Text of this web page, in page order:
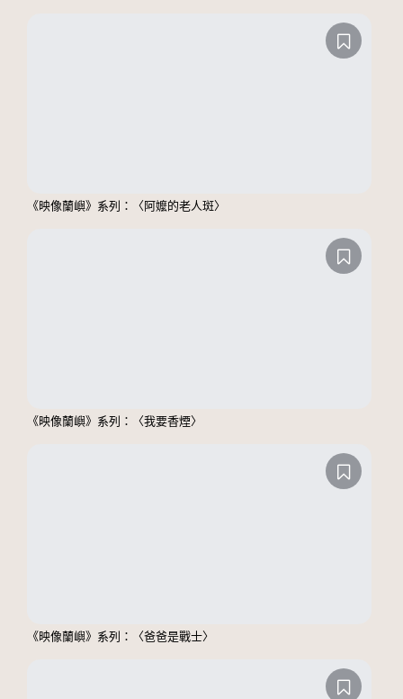
《映像蘭嶼》系列：〈阿嬤的老人斑〉
《映像蘭嶼》系列：〈我要香煙〉
《映像蘭嶼》系列：〈爸爸是戰士〉